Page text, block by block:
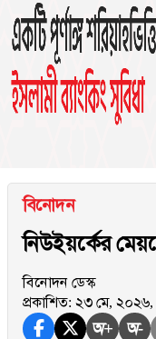
বিনোদন
নিউইয়র্কের
বিনোদন ডেস্ক
প্রকাশিত: ২৩ মে,
অ+ অ-